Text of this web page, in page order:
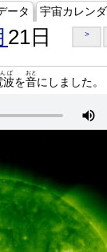
ータ 宇宙カレン
21日 >
波
ぱ
を音
おと
にしました。